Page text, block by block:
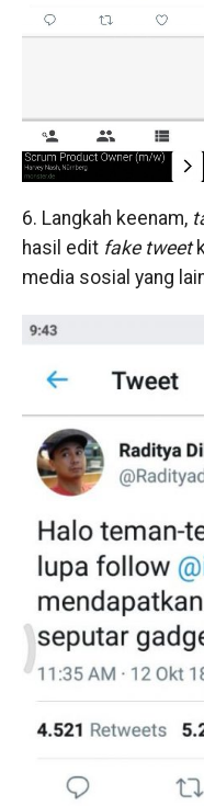
6. Langkah keenam,
hasil edit fake tweet
media sosial yang